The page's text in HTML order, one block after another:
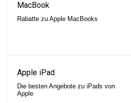
MacBook
Rabatte zu Apple MacBooks
Apple iPad
Die besten Angebote zu iPads von
Apple